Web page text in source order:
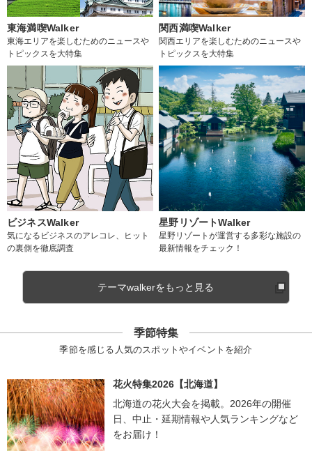
東海満喫Walker
東海エリアを楽しむためのニュースや
トピックスを大特集
関西満喫Walker
関西エリアを楽しむためのニュースや
トピックスを大特集
ビジネスWalker
気になるビジネスのアレコレ、ヒット
の裏側を徹底調査
星野リゾートWalker
星野リゾートが運営する多彩な施設の
最新情報をチェック！
テーマwalkerをもっと見る
季節特集
季節を感じる人気のスポットやイベントを紹介
花火特集2026【北海道】
北海道の花火大会を掲載。2026年の開催
日、中止・延期情報や人気ランキングなど
をお届け！